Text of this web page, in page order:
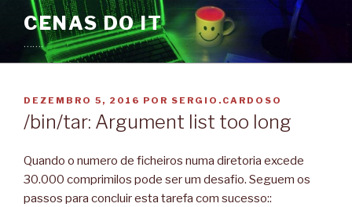
conteúdo
CENAS DO IT
…….
PUBLICADO
EM
DEZEMBRO 5, 2016 POR SERGIO.CARDOSO
/bin/tar: Argument list too long
Quando o numero de ficheiros numa diretoria excede
30.000 comprimilos pode ser um desafio. Seguem os
passos para concluir esta tarefa com sucesso::